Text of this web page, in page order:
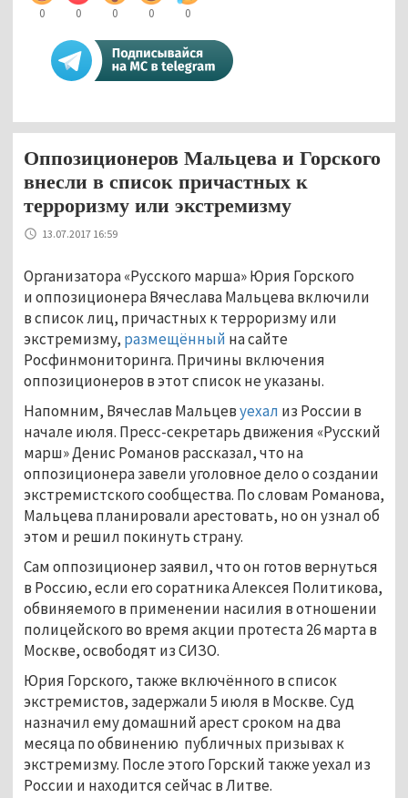
0 0 0 0 0
Оппозиционеров Мальцева и Горского
внесли в список причастных к
терроризму или экстремизму
13.07.2017 16:59
Организатора «Русского марша» Юрия Горского
и оппозиционера Вячеслава Мальцева включили
в список лиц, причастных к терроризму или
экстремизму, размещённый на сайте
Росфинмониторинга. Причины включения
оппозиционеров в этот список не указаны.
Напомним, Вячеслав Мальцевуехал из России в
начале июля. Пресс-секретарь движения «Русский
марш» Денис Романов рассказал, что на
оппозиционера завели уголовное дело о создании
экстремистского сообщества. По словам Романова,
Мальцева планировали арестовать, но он узнал об
этом и решил покинуть страну.
Сам оппозиционер заявил, что он готов вернуться
в Россию, если его соратника Алексея Политикова,
обвиняемого в применении насилия в отношении
полицейского во время акции протеста 26 марта в
Москве, освободят из СИЗО.
Юрия Горского, также включённого в список
экстремистов, задержали 5 июля в Москве. Суд
назначил ему домашний арест сроком на два
месяца по обвинению публичных призывах к
экстремизму. После этого Горский также уехал из
России и находится сейчас в Литве.